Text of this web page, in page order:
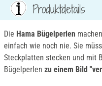
Produktdetails
Die Hama Bügelperlen
einfach wie noch nie. Sie
Steckplatten stecken und mit
Bügelperlen zu einem Bild "